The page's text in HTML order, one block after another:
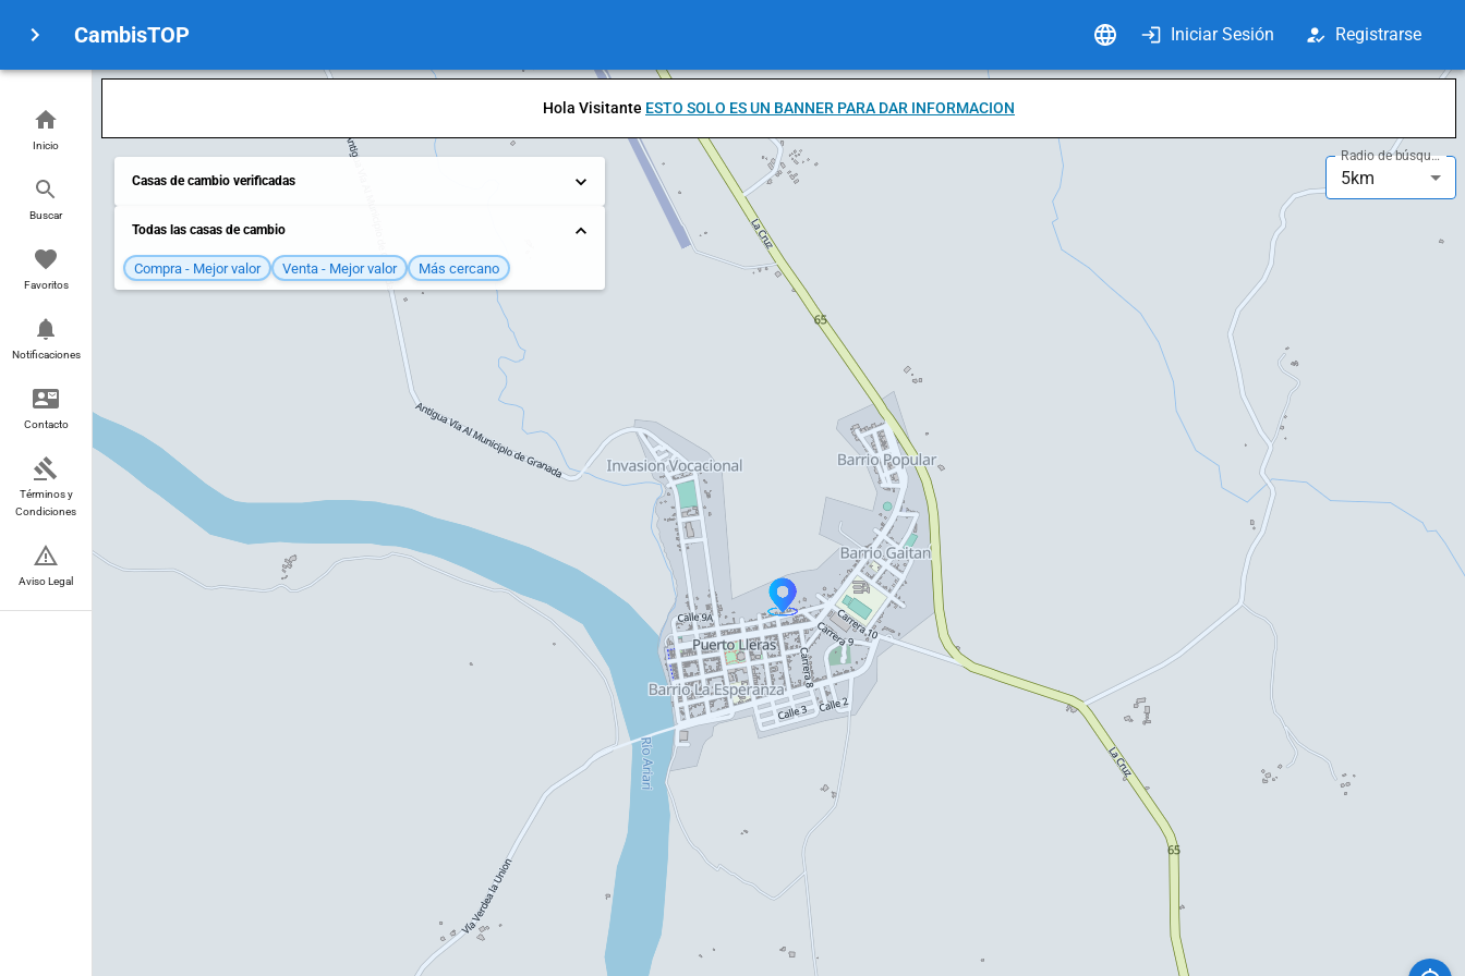
CambisTOP Iniciar Sesión Registrarse
Inicio
Buscar
Favoritos
Notificaciones
Contacto
Términos y
Condiciones
Aviso Legal
Hola Visitante ESTO SOLO ES UN BANNER PARA DAR INFORMACION
Radio de búsqueda
5km
Casas de cambio verificadas
Todas las casas de cambio
Compra - Mejor valor Venta - Mejor valor Más cercano